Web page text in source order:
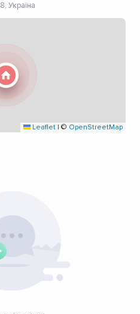
Україна
Leaflet | © OpenStreetMap